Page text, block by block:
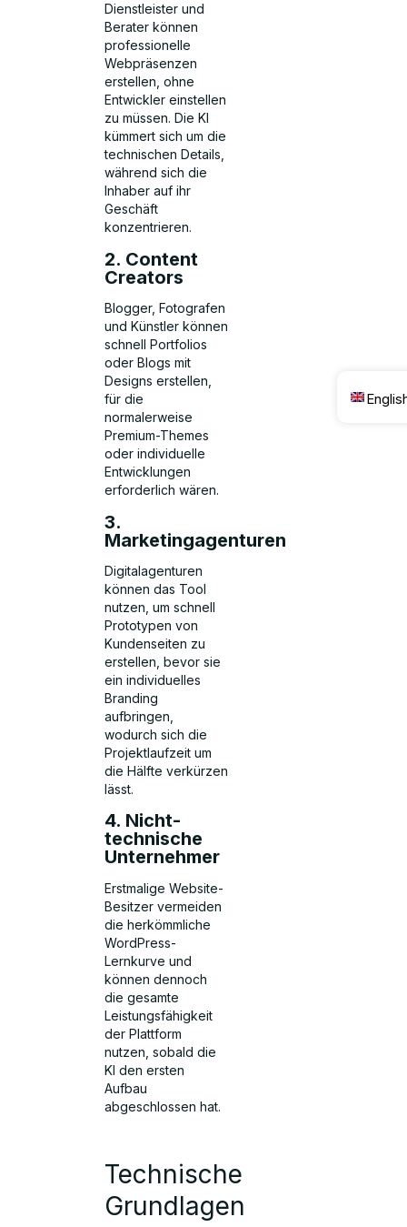
Dienstleister und
Berater können
professionelle
Webpräsenzen
erstellen, ohne
Entwickler einstellen
zu müssen. Die KI
kümmert sich um die
technischen Details,
während sich die
Inhaber auf ihr
Geschäft
konzentrieren.
2. Content
Creators
Blogger, Fotografen
und Künstler können
schnell Portfolios
oder Blogs mit
Designs erstellen,
für die
normalerweise
Premium-Themes
oder individuelle
Entwicklungen
erforderlich wären.
3.
Marketingagenturen
Digitalagenturen
können das Tool
nutzen, um schnell
Prototypen von
Kundenseiten zu
erstellen, bevor sie
ein individuelles
Branding
aufbringen,
wodurch sich die
Projektlaufzeit um
die Hälfte verkürzen
lässt.
4. Nicht-
technische
Unternehmer
Erstmalige Website-
Besitzer vermeiden
die herkömmliche
WordPress-
Lernkurve und
können dennoch
die gesamte
Leistungsfähigkeit
der Plattform
nutzen, sobald die
KI den ersten
Aufbau
abgeschlossen hat.
Technische
Grundlagen